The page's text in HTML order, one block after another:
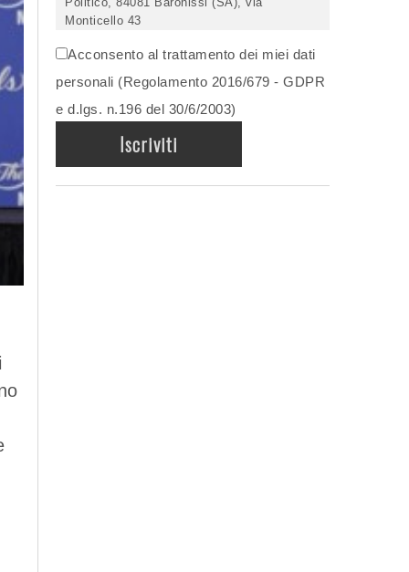
Monticello 43
elettronicamente) soltanto dagli incaricati
autorizzati, esclusivamente per dare corso
all'invio della newsletter e per l'invio (anche
via email) di informazioni relative alle
c) la comunicazione dei dati è facoltativa,
ma in mancanza non potremo evadere la
Sua richiesta;
Acconsento al trattamento dei miei dati
personali (Regolamento 2016/679 - GDPR
e d.lgs. n.196 del 30/6/2003)